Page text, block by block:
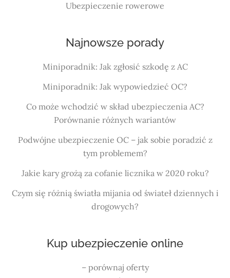
Ubezpieczenie rowerowe
Najnowsze porady
Miniporadnik: Jak zgłosić szkodę z AC
Miniporadnik: Jak wypowiedzieć OC?
Co może wchodzić w skład ubezpieczenia AC?
Porównanie różnych wariantów
Podwójne ubezpieczenie OC – jak sobie poradzić z
tym problemem?
Jakie kary grożą za cofanie licznika w 2020 roku?
Czym się różnią światła mijania od świateł dziennych i
drogowych?
Kup ubezpieczenie online
– porównaj oferty